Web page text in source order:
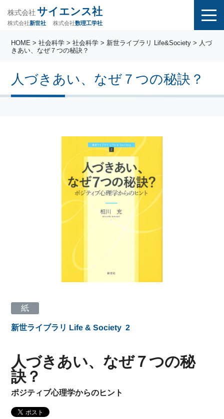
株式会社 サイエンス社
株式会社新世社 株式会社数理工学社
人づきあい、なぜ７つの秘訣？
HOME >社会科学 >社会科学 > 新世ライブラリ Life&Society > 人づ
きあい、なぜ７つの秘訣？
紙
新世ライブラリ Life & Society 2
人づきあい、なぜ７つの秘
訣？
ポジティブ心理学からのヒント